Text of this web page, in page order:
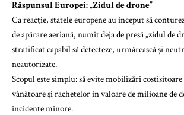
Răspunsul Europei: „Zidul de drone”
Ca reacție, statele europene au început să
de apărare aeriană, numit deja de presă „zidul de
stratificat capabil să detecteze, urmărească și
neautorizate.
Scopul este simplu: să evite mobilizări
vânătoare și rachetelor în valoare de milioane de
incidente minore.